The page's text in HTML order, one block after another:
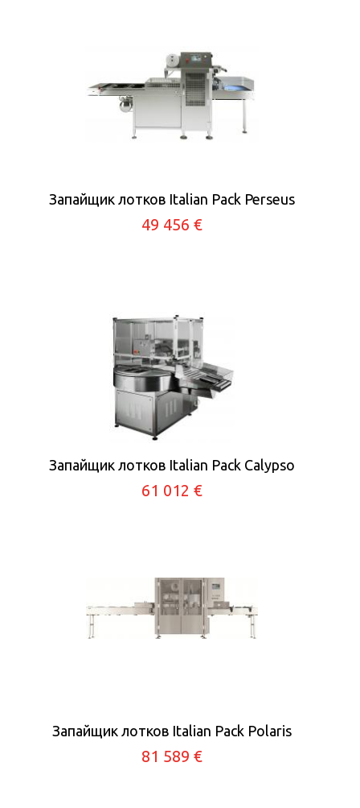
Запайщик лотков Italian Pack Perseus
49 456 €
Запайщик лотков Italian Pack Calypso
61 012 €
Запайщик лотков Italian Pack Polaris
81 589 €